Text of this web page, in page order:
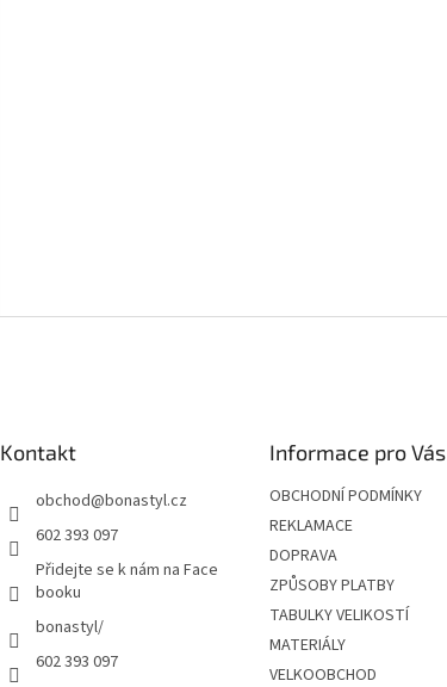
Kontakt
obchod@bonastyl.cz
602 393 097
Přidejte se k nám na Face
booku
bonastyl/
602 393 097
Informace pro Vás
OBCHODNÍ PODMÍNKY
REKLAMACE
DOPRAVA
ZPŮSOBY PLATBY
TABULKY VELIKOSTÍ
MATERIÁLY
VELKOOBCHOD